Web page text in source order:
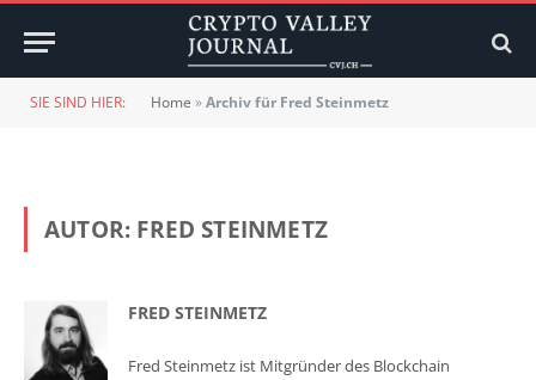
SIE SIND HIER: Home »Archiv für Fred Steinmetz
AUTOR: FRED STEINMETZ
FRED STEINMETZ
Fred Steinmetz ist Mitgründer des Blockchain